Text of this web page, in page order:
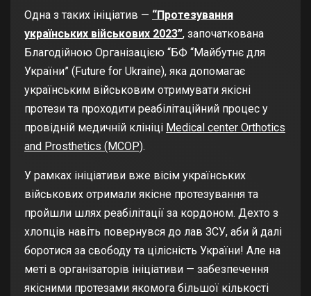
Одна з таких ініціатив — “Протезування
українських військових 2023”, започаткована
Благодійною Організацією “БФ “Майбутнє для
України” (Future for Ukraine), яка допомагає
українським військовим отримувати якісні
протези та проходити реабілітаційний процес у
провідній медичній клініці Medical center Orthotics
and Prosthetics (MCOP).
У рамках ініціативи вже вісім українських
військових отримали якісне протезування та
пройшли шлях реабілітації за кордоном. Дехто з
хлопців навіть повернувся до лав ЗСУ, аби й далі
боротися за свободу та цілісність України! Але на
меті в організаторів ініціативи — забезпечення
якісними протезами якомога більшої кількості